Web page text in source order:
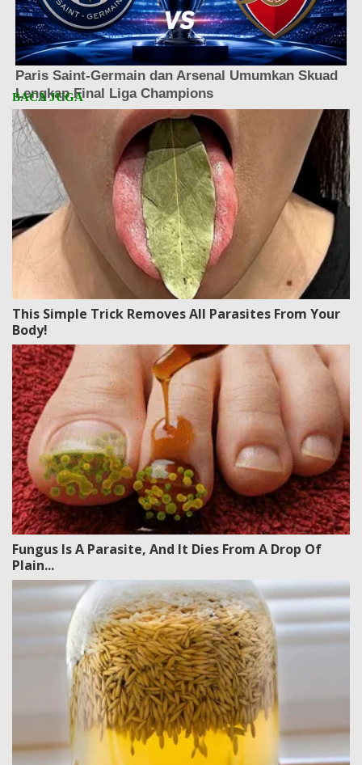
This Simple Trick Removes All Parasites From Your
Body!
Fungus Is A Parasite, And It Dies From A Drop Of
Plain...